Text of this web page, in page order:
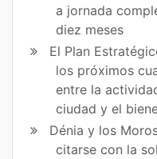
a jornada
diez meses
El Plan
los próximos
entre la
ciudad y el
Dénia y los
citarse con la